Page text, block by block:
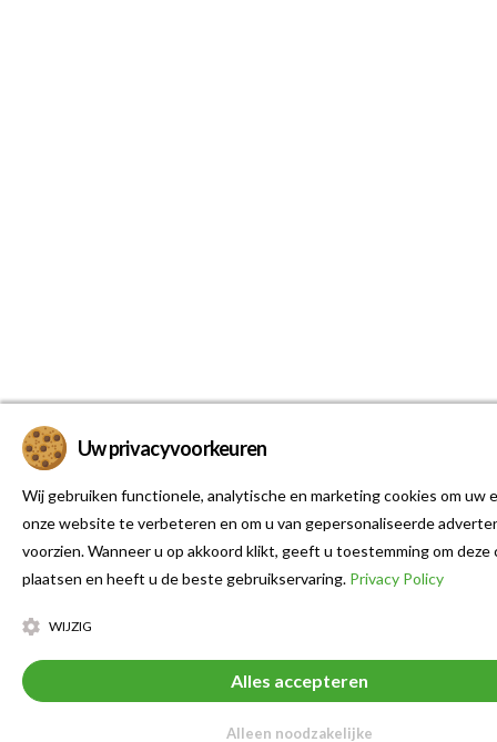
Uw privacyvoorkeuren
Wij gebruiken functionele, analytische en marketing cookies om uw
onze website te verbeteren en om u van gepersonaliseerde
voorzien. Wanneer u op akkoord klikt, geeft u toestemming om deze
plaatsen en heeft u de beste gebruikservaring. Privacy Policy
WIJZIG
Alles accepteren
Alleen noodzakelijke